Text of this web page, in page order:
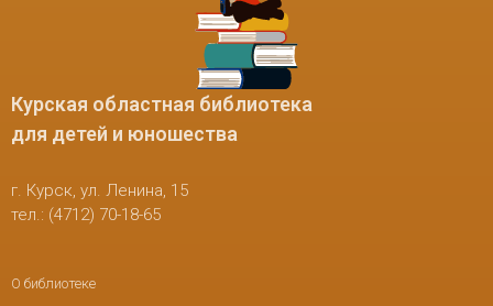
Курская областная библиотека
для детей и юношества
г. Курск, ул. Ленина, 15
тел.: (4712) 70-18-65
О библиотеке